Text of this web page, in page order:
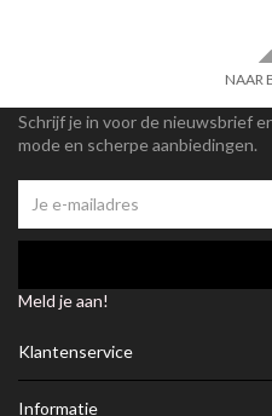
NAAR
Schrijf je in voor de nieuwsbrief
mode en scherpe aanbiedingen.
Meld je aan!
Klantenservice
Informatie